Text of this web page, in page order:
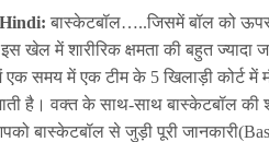
बास्केटबॉल…..जिसमें बॉल को ऊपर
खेल में शारीरिक क्षमता की बहुत
समय में एक टीम के 5 खिलाड़ी कोर्ट में
है। वक्त के साथ-साथ बास्केटबॉल की
बास्केटबॉल से जुड़ी पूरी